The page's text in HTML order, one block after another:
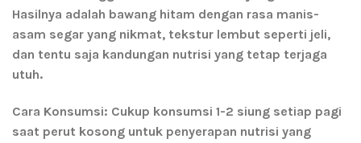
Hasilnya adalah bawang hitam dengan rasa manis-
asam segar yang nikmat, tekstur lembut seperti jeli,
dan tentu saja kandungan nutrisi yang tetap terjaga
utuh.
Cara Konsumsi: Cukup konsumsi 1-2 siung setiap pagi
saat perut kosong untuk penyerapan nutrisi yang